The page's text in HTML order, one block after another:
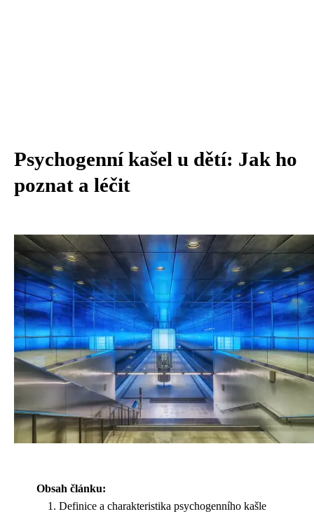
Psychogenní kašel u dětí: Jak ho
poznat a léčit
Obsah článku:
Definice a charakteristika psychogenního kašle